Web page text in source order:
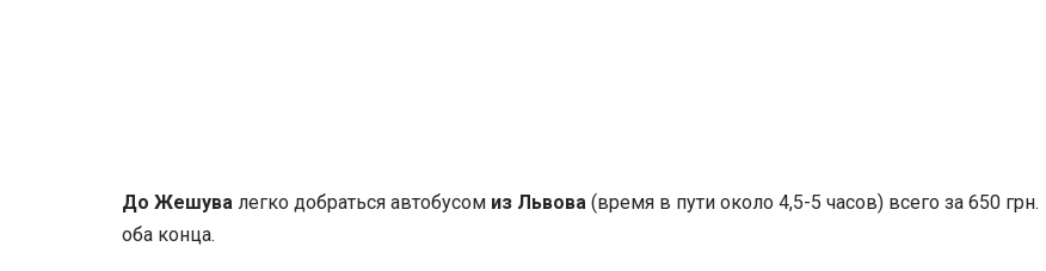
До Жешува легко добраться автобусом из Львова (время в пути около 4,5-5 часов) всего за 650 грн.
оба конца.